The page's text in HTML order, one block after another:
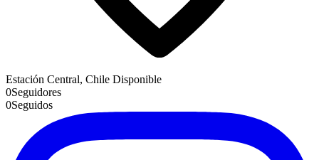
Estación Central, Chile Disponible
0Seguidores
0Seguidos